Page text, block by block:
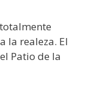
la realeza. El
Patio de la